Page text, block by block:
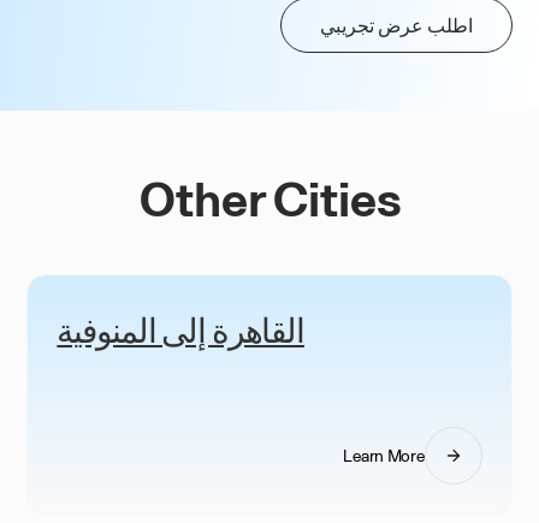
اطلب عرض تجريبي
Other Cities
القاهرة إلى المنوفية
Learn More